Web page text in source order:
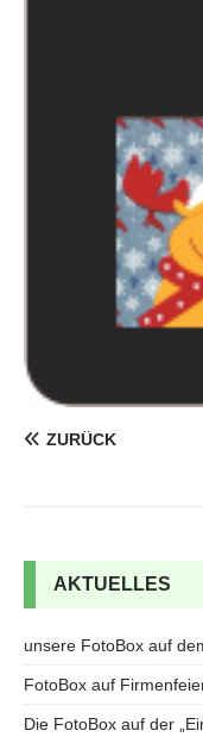
ZURÜCK
AKTUELLES
unsere FotoBox auf
FotoBox auf
Die FotoBox auf der